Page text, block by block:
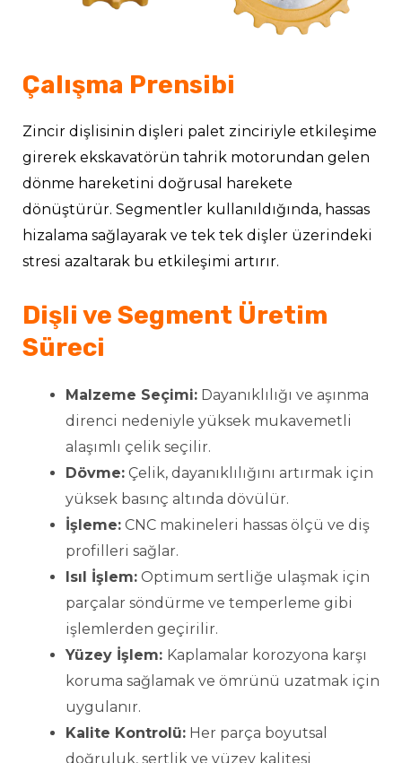
Çalışma Prensibi
Zincir dişlisinin dişleri palet zinciriyle etkileşime
girerek ekskavatörün tahrik motorundan gelen
dönme hareketini doğrusal harekete
dönüştürür. Segmentler kullanıldığında, hassas
hizalama sağlayarak ve tek tek dişler üzerindeki
stresi azaltarak bu etkileşimi artırır.
Dişli ve Segment Üretim
Süreci
Malzeme Seçimi: Dayanıklılığı ve aşınma
direnci nedeniyle yüksek mukavemetli
alaşımlı çelik seçilir.
Dövme: Çelik, dayanıklılığını artırmak için
yüksek basınç altında dövülür.
İşleme: CNC makineleri hassas ölçü ve diş
profilleri sağlar.
Isıl İşlem: Optimum sertliğe ulaşmak için
parçalar söndürme ve temperleme gibi
işlemlerden geçirilir.
Yüzey İşlem: Kaplamalar korozyona karşı
koruma sağlamak ve ömrünü uzatmak için
uygulanır.
Kalite Kontrolü: Her parça boyutsal
doğruluk, sertlik ve yüzey kalitesi